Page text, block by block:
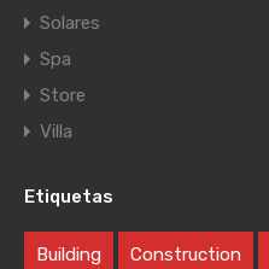
Solares
Spa
Store
Villa
Etiquetas
Building Construction